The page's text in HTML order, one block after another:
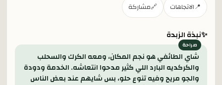
📍الاتجاهات 🔗مشاركة
✨نبذة الزبدة
شاي الطائفي هو نجم المكان، ومعه الكرك والسحلب
والكركديه البارد اللي كثير مدحوا انتعاشه. الخدمة ودودة
والجو مريح وفيه تنوع حلو، بس شايهم عند بعض الناس